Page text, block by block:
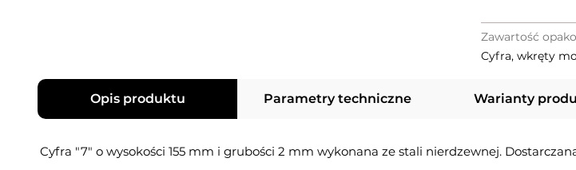
Zawartość
Cyfra, wkręty
Opis produktu Parametry techniczne Warianty
Cyfra "7" o wysokości 155 mm i grubości 2 mm wykonana ze stali nierdzewnej.